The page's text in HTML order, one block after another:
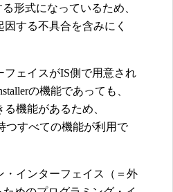
る形式になっているため、
する不具合を含みにく
フェイスがIS側で用意され
の機能であっても、
機能があるため、
つすべての機能が利用で
・インターフェイス（＝外